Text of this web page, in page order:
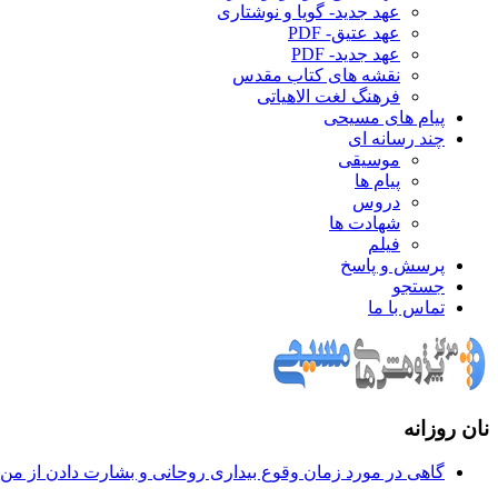
عهد جدید- گویا و نوشتاری
عهد عتیق- PDF
عهد جدید- PDF
نقشه های کتاب مقدس
فرهنگ لغت الاهیاتی
پیام های مسیحی
چند رسانه ای
موسیقی
پیام ها
دروس
شهادت ها
فیلم
پرسش و پاسخ
جستجو
تماس با ما
نان روزانه
گاهی در مورد زمان وقوع بيداری روحانی و بشارت دادن از من